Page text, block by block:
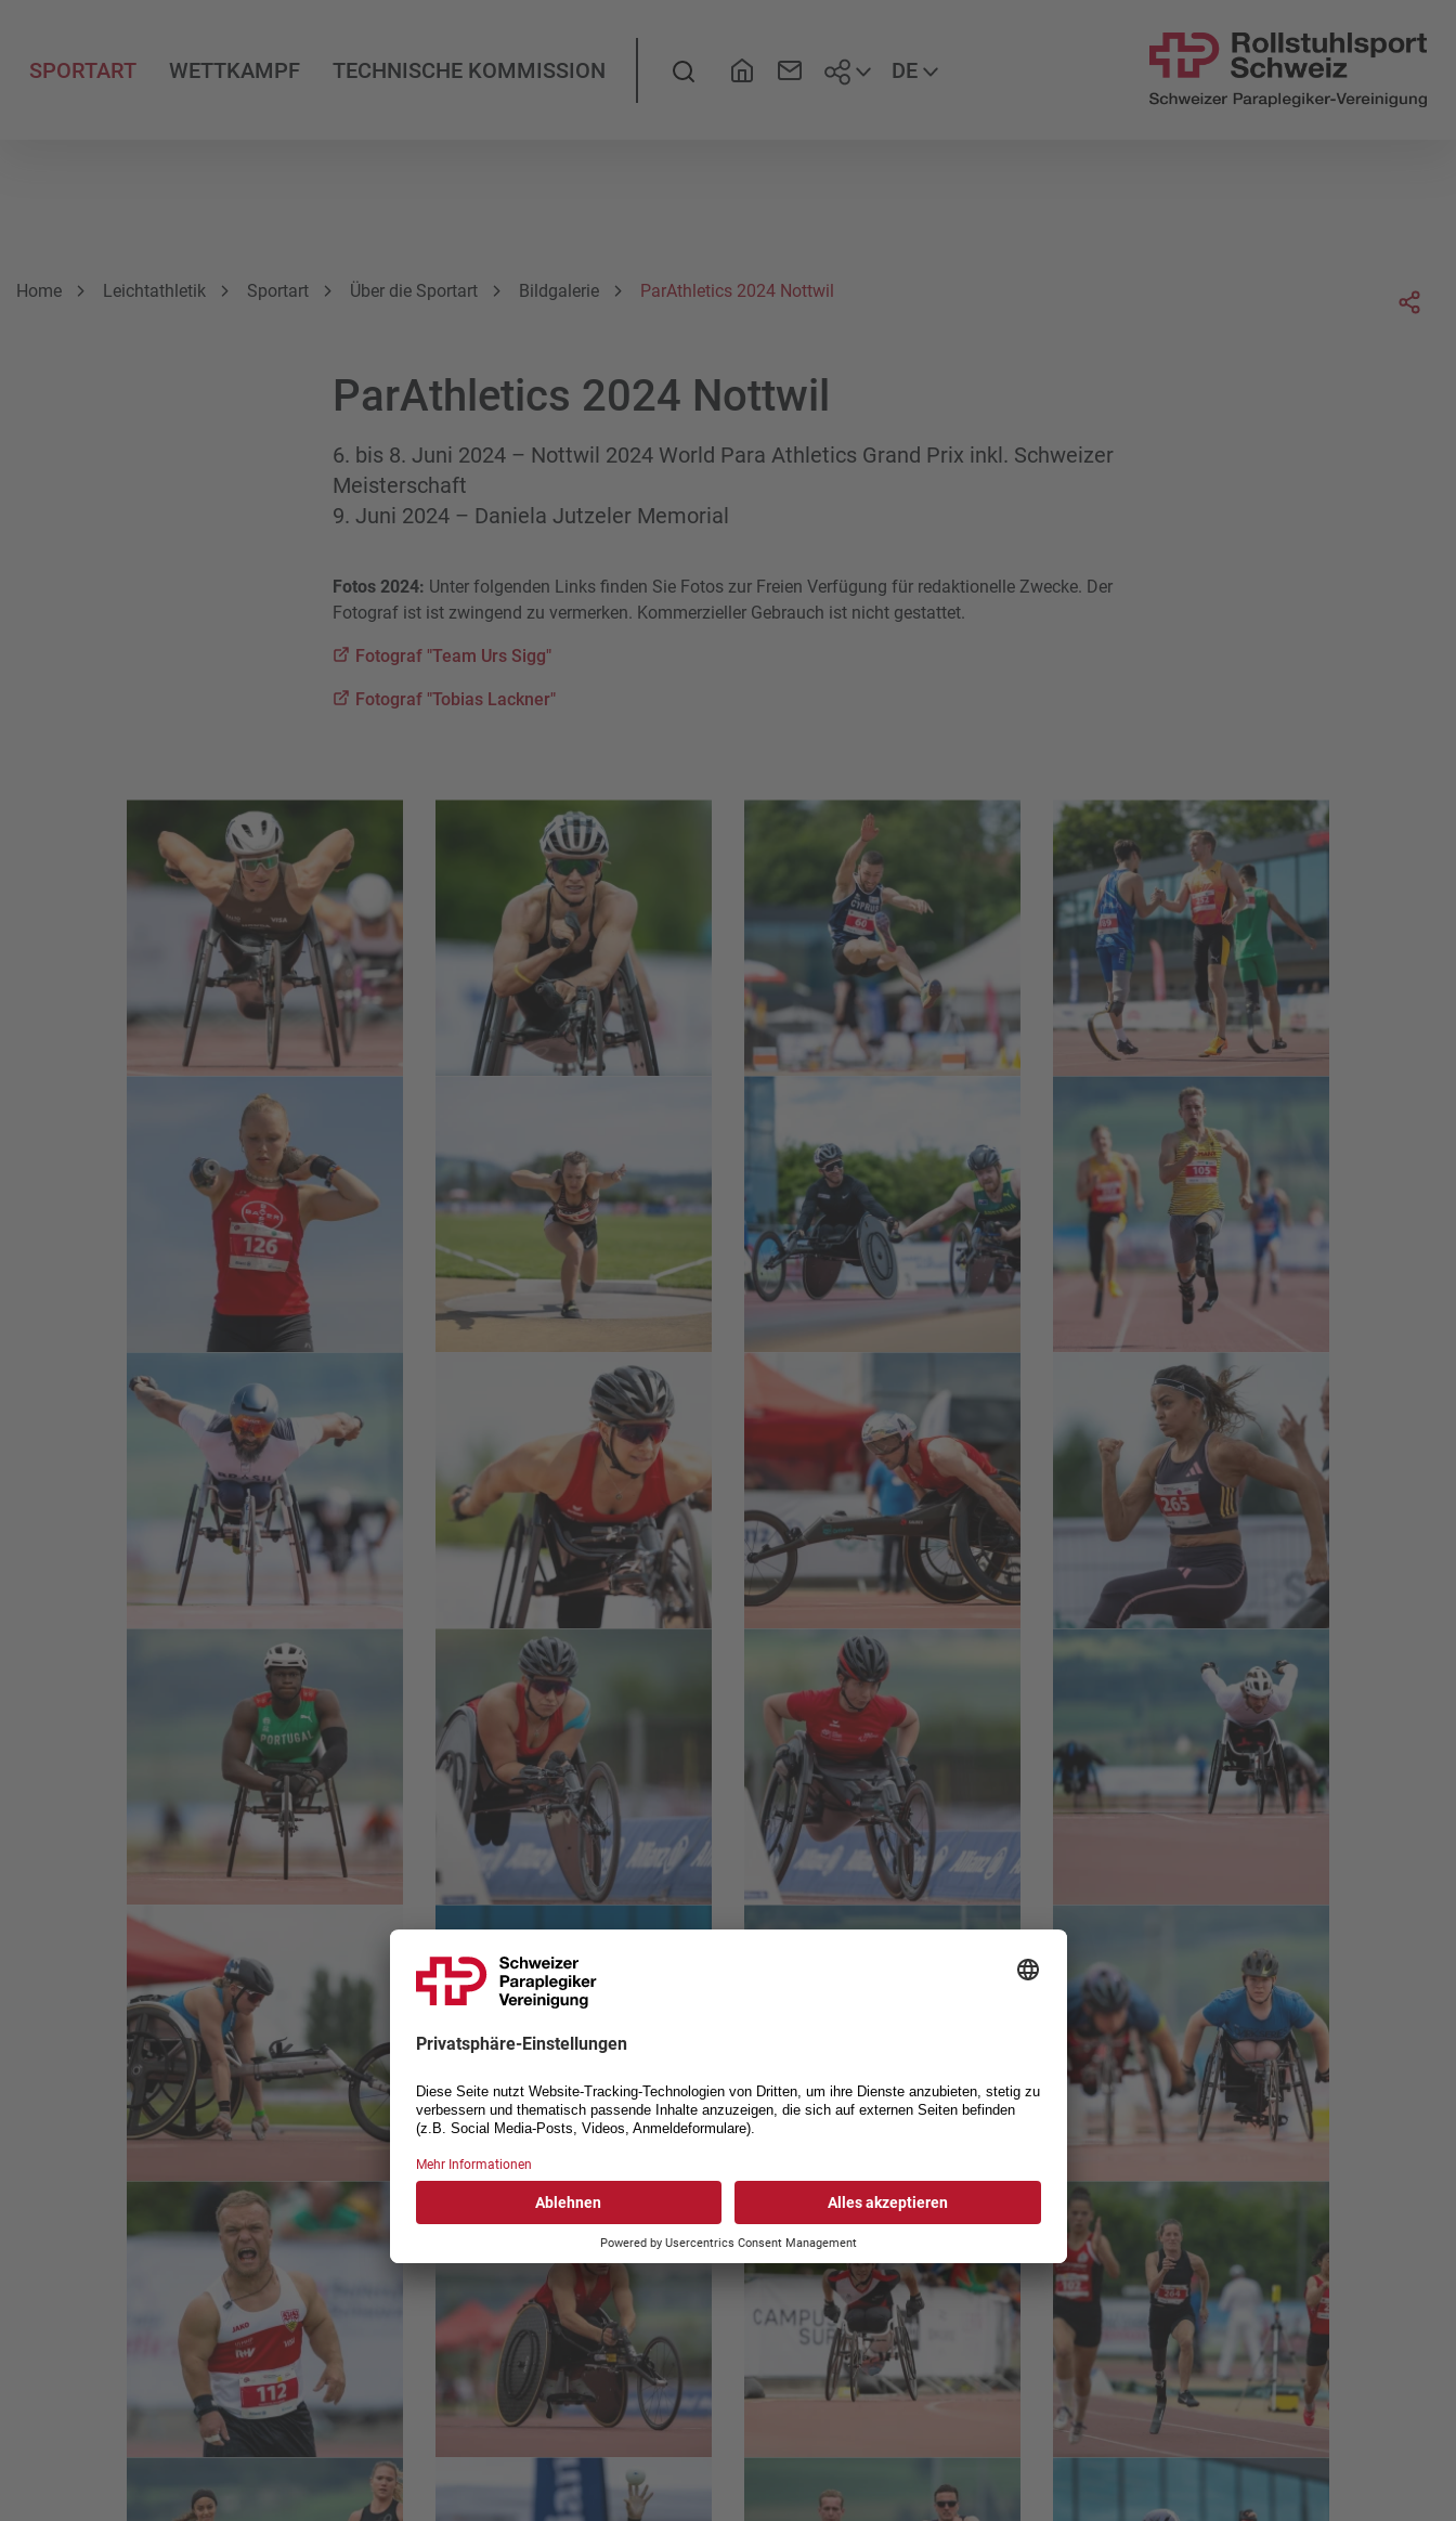
SPORTART WETTKAMPF TECHNISCHE KOMMISSION Suche Folgen Sie uns
DE
Breadcrumbnavigation
Sie befinden sich hier:
Home Leichtathletik Sportart Über die Sportart Bildgalerie ParAthletics 2024 Nottwil
ParAthletics 2024 Nottwil
6. bis 8. Juni 2024 – Nottwil 2024 World Para Athletics Grand Prix inkl. Schweizer
Meisterschaft
9. Juni 2024 – Daniela Jutzeler Memorial
Fotos 2024: Unter folgenden Links finden Sie Fotos zur Freien Verfügung für redaktionelle Zwecke. Der
Fotograf ist ist zwingend zu vermerken. Kommerzieller Gebrauch ist nicht gestattet.
Fotograf "Team Urs Sigg"
Fotograf "Tobias Lackner"